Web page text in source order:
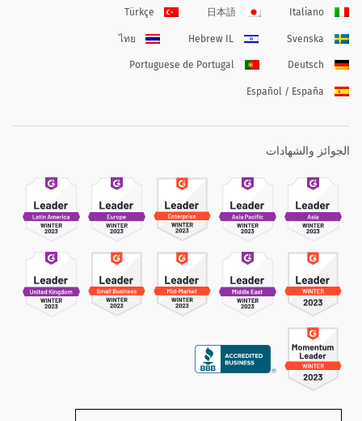
Italiano
日本語
Türkçe
Svenska
Hebrew IL
ไทย
Deutsch
Portuguese de Portugal
Español / España
الجوائز والشهادات